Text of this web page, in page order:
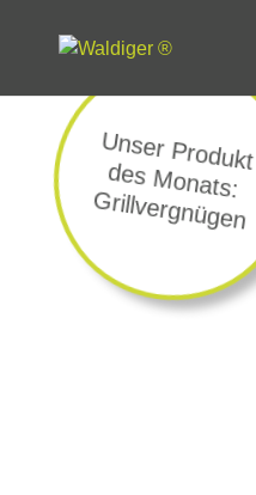
Unser Produkt
des M
onats:
G
rillvergnügen